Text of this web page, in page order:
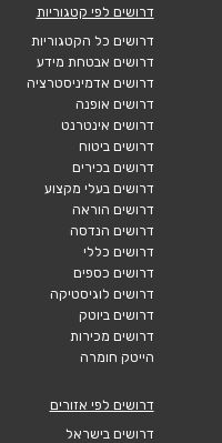
דרושים לפי קטגוריות
דרושים כל הקטגוריות
דרושים אבטחת מידע
דרושים אדמיניסטרציה
דרושים אופנה
דרושים אינטרנט
דרושים ביטוח
דרושים בכירים
דרושים בעלי מקצוע
דרושים הוראה
דרושים הנדסה
דרושים כללי
דרושים כספים
דרושים לוגיסטיקה
דרושים ביוטק
דרושים מכירות
הייטק חומרה
דרושים לפי אזורים
דרושים בישראל